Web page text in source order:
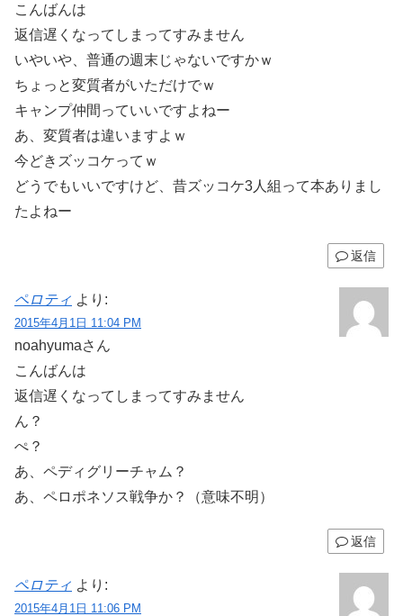
こんばんは
返信遅くなってしまってすみません
いやいや、普通の週末じゃないですかｗ
ちょっと変質者がいただけでｗ
キャンプ仲間っていいですよねー
あ、変質者は違いますよｗ
今どきズッコケってｗ
どうでもいいですけど、昔ズッコケ3人組って本ありまし
たよねー
返信
ペロティ より:
2015年4月1日 11:04 PM
noahyumaさん
こんばんは
返信遅くなってしまってすみません
ん？
ぺ？
あ、ペディグリーチャム？
あ、ペロポネソス戦争か？（意味不明）
返信
ペロティ より:
2015年4月1日 11:06 PM